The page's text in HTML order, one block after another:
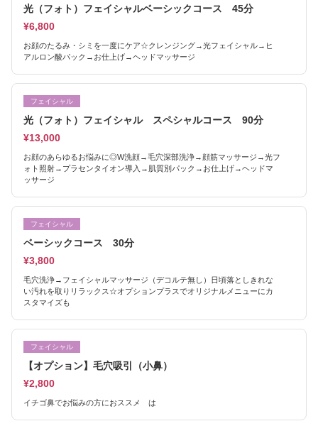
光（フォト）フェイシャルベーシックコース 45分
¥6,800
お顔のたるみ・シミを一度にケア☆クレンジング→光フェイシャル→ヒ
アルロン酸パック→お仕上げ→ヘッドマッサージ
フェイシャル
光（フォト）フェイシャル スペシャルコース 90分
¥13,000
お顔のあらゆるお悩みに◎W洗顔→毛穴深部洗浄→顔筋マッサージ→光フ
ォト照射→プラセンタイオン導入→肌質別パック→お仕上げ→ヘッドマ
ッサージ
フェイシャル
ベーシックコース 30分
¥3,800
毛穴洗浄→フェイシャルマッサージ（デコルテ無し）日頃落としきれな
い汚れを取りリラックス☆オプションプラスでオリジナルメニューにカ
スタマイズも
フェイシャル
【オプション】毛穴吸引（小鼻）
¥2,800
イチゴ鼻でお悩みの方におススメ は